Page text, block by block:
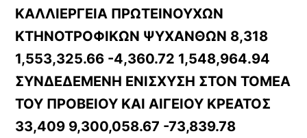
ΚΑΛΛΙΕΡΓΕΙΑ ΠΡΩΤΕΙΝΟΥΧΩΝ
ΚΤΗΝΟΤΡΟΦΙΚΩΝ ΨΥΧΑΝΘΩΝ 8,318
1,553,325.66 -4,360.72 1,548,964.94
ΣΥΝΔΕΔΕΜΕΝΗ ΕΝΙΣΧΥΣΗ ΣΤΟΝ ΤΟΜΕΑ
ΤΟΥ ΠΡΟΒΕΙΟΥ ΚΑΙ ΑΙΓΕΙΟΥ ΚΡΕΑΤΟΣ
33,409 9,300,058.67 -73,839.78